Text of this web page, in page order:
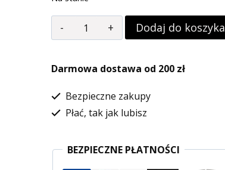
ilość
Drewniane
jedzenie
do
zabawy
Dodaj do koszyka
Darmowa dostawa od 200 zł
Bezpieczne zakupy
Płać, tak jak lubisz
BEZPIECZNE PŁATNOŚCI